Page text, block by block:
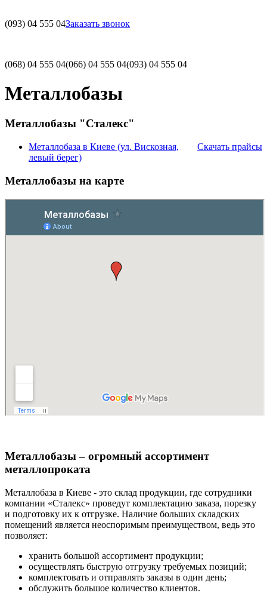
(093) 04 555 04Заказать звонок
(068) 04 555 04(066) 04 555 04(093) 04 555 04
Металлобазы
Металлобазы "Сталекс"
Скачать прайсы
Металлобаза в Киеве (ул. Вискозная,
левый берег)
Металлобазы на карте
Металлобазы – огромный ассортимент
металлопроката
Металлобаза в Киеве - это склад продукции, где сотрудники
компании «Сталекс» проведут комплектацию заказа, порезку
и подготовку их к отгрузке. Наличие больших складских
помещений является неоспоримым преимуществом, ведь это
позволяет:
хранить большой ассортимент продукции;
осуществлять быструю отгрузку требуемых позиций;
комплектовать и отправлять заказы в один день;
обслужить большое количество клиентов.